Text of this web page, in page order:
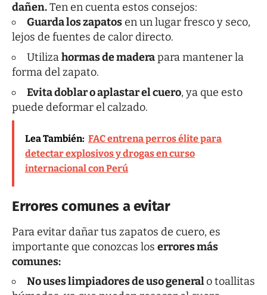
dañen.Ten en cuenta estos consejos:
Guarda los zapatosen un lugar fresco y seco,
lejos de fuentes de calor directo.
Utilizahormas de maderapara mantener la
forma del zapato.
Evita doblar o aplastar el cuero, ya que esto
puede deformar el calzado.
Lea También: FAC entrena perros élite para
detectar explosivos y drogas en curso
internacional con Perú
Errores comunes a evitar
Para evitar dañar tus zapatos de cuero, es
importante que conozcas los errores más
comunes:
No uses limpiadores de uso generalo toallitas